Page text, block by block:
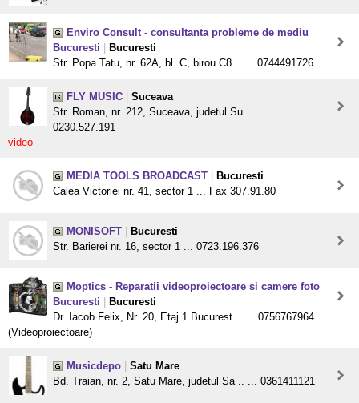
Enviro Consult - consultanta probleme de mediu
Bucuresti
Bucuresti
Str. Popa Tatu, nr. 62A, bl. C, birou C8 .. ... 0744491726
FLY MUSIC
Suceava
Str. Roman, nr. 212, Suceava, judetul Su .. ...
0230.527.191
video
MEDIA TOOLS BROADCAST
Bucuresti
Calea Victoriei nr. 41, sector 1 ... Fax 307.91.80
MONISOFT
Bucuresti
Str. Barierei nr. 16, sector 1 ... 0723.196.376
Moptics - Reparatii videoproiectoare si camere foto
Bucuresti
Bucuresti
Dr. Iacob Felix, Nr. 20, Etaj 1 Bucurest .. ... 0756767964
(Videoproiectoare)
Musicdepo
Satu Mare
Bd. Traian, nr. 2, Satu Mare, judetul Sa .. ... 0361411121